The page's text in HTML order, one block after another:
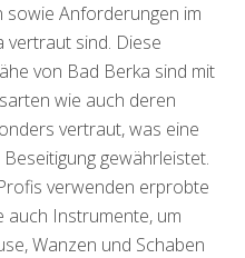
Anforderungen im
vertraut sind. Diese
von Bad Berka sind mit
wie auch deren
vertraut, was eine
gewährleistet.
verwenden erprobte
auch Instrumente, um
Wanzen und Schaben